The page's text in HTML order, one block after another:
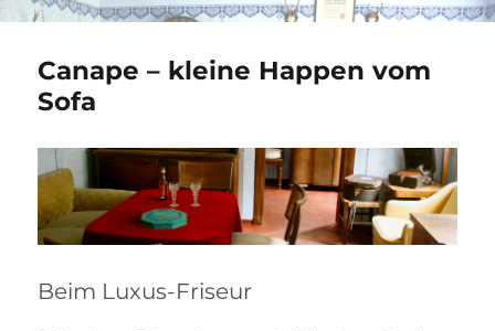
Canape – kleine Happen vom
Sofa
Beim Luxus-Friseur